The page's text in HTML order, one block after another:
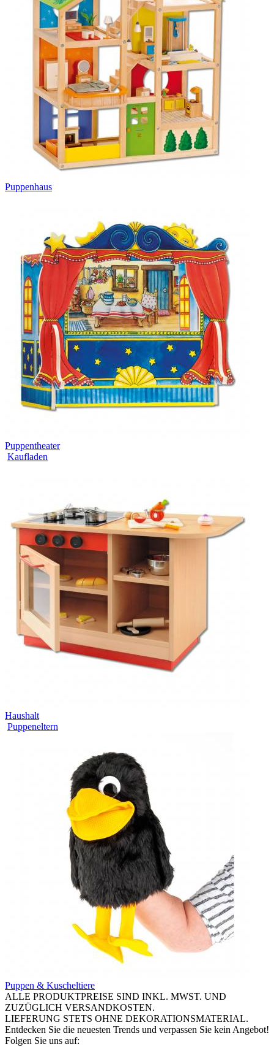
Puppenhaus
Puppentheater
Kaufladen
Haushalt
Puppeneltern
Puppen & Kuscheltiere
ALLE PRODUKTPREISE SIND INKL. MWST. UND
ZUZÜGLICH VERSANDKOSTEN.
LIEFERUNG STETS OHNE DEKORATIONSMATERIAL.
Entdecken Sie die neuesten Trends und verpassen Sie kein Angebot!
Folgen Sie uns auf: